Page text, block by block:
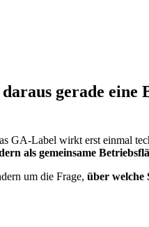
gerade eine
GA-Label wirkt erst einmal
als gemeinsame
um die Frage, über welche